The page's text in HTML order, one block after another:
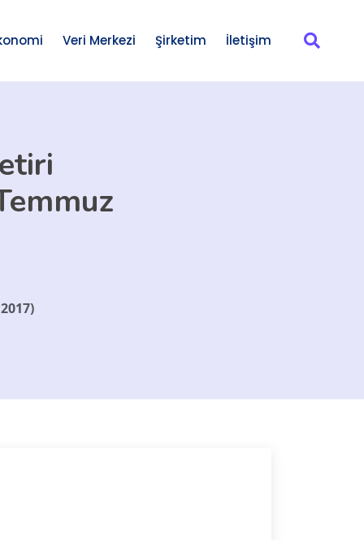
Veri Merkezi Şirketim İletişim